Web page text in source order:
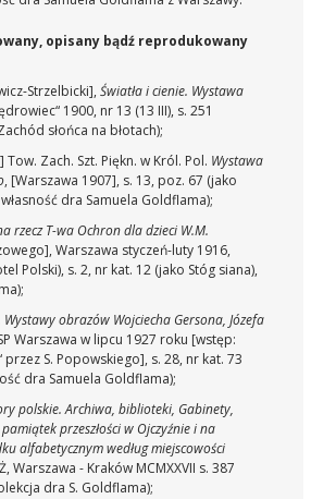
opisany bądź reprodukowany
Strzelbicki], Światła i cienie. Wystawa
1900, nr 13 (13 III), s. 251
słońca na błotach);
Zach. Szt. Piękn. w Król. Pol. Wystawa
, [Warszawa 1907], s. 13, poz. 67 (jako
własność dra Samuela Goldflama);
rzecz T-wa Ochron dla dzieci W.M.
Warszawa styczeń-luty 1916,
Polski), s. 2, nr kat. 12 (jako Stóg siana),
obrazów Wojciecha Gersona, Józefa
Warszawa w lipcu 1927 roku [wstęp:
przez S. Popowskiego], s. 28, nr kat. 73
dra Samuela Goldflama);
polskie. Archiwa, biblioteki, Gabinety,
przeszłości w Ojczyźnie i na
alfabetycznym według miejscowości
Warszawa - Kraków MCMXXVII s. 387
dra S. Goldflama);